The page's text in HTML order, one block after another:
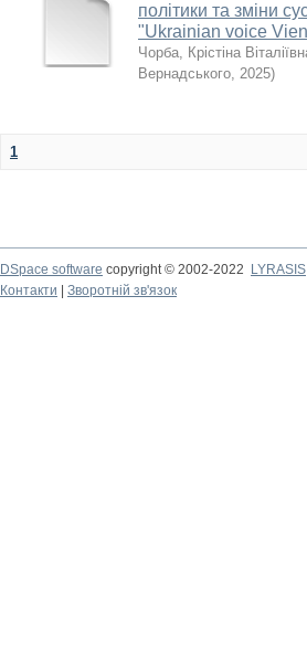
політики та зміни
"Ukrainian voice
Чорба, Крістіна
Вернадського, 2025)
1
DSpace software copyright © 2002-2022
LYRASIS
Контакти
Зворотній зв'язок